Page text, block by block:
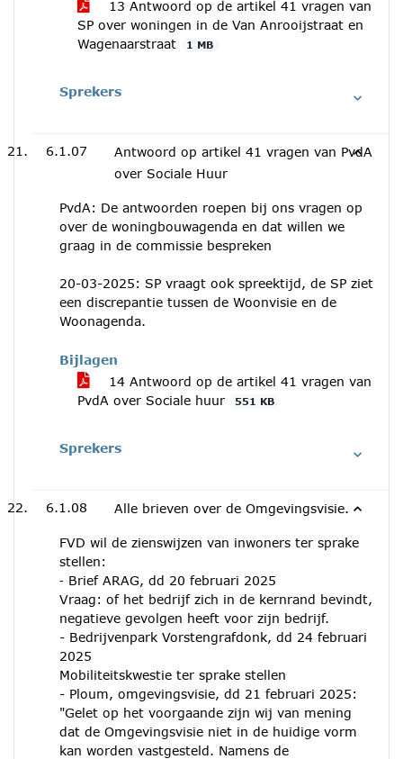
13 Antwoord op de artikel 41 vragen van
SP over woningen in de Van Anrooijstraat en
Wagenaarstraat
1 MB
Sprekers
6.1.07
Antwoord op artikel 41 vragen van PvdA
over Sociale Huur
PvdA: De antwoorden roepen bij ons vragen op
over de woningbouwagenda en dat willen we
graag in de commissie bespreken
20-03-2025: SP vraagt ook spreektijd, de SP ziet
een discrepantie tussen de Woonvisie en de
Woonagenda.
Bijlagen
14 Antwoord op de artikel 41 vragen van
PvdA over Sociale huur
551 KB
Sprekers
6.1.08 Alle brieven over de Omgevingsvisie.
FVD wil de zienswijzen van inwoners ter sprake
stellen:
⁃ Brief ARAG, dd 20 februari 2025
Vraag: of het bedrijf zich in de kernrand bevindt,
negatieve gevolgen heeft voor zijn bedrijf.
- Bedrijvenpark Vorstengrafdonk, dd 24 februari
2025
Mobiliteitskwestie ter sprake stellen
- Ploum, omgevingsvisie, dd 21 februari 2025:
"Gelet op het voorgaande zijn wij van mening
dat de Omgevingsvisie niet in de huidige vorm
kan worden vastgesteld. Namens de